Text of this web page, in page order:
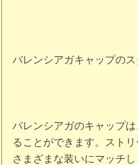
バレンシアガキャップの
バレンシアガのキャップ
ることができます。スト
さまざまな装いにマッチ